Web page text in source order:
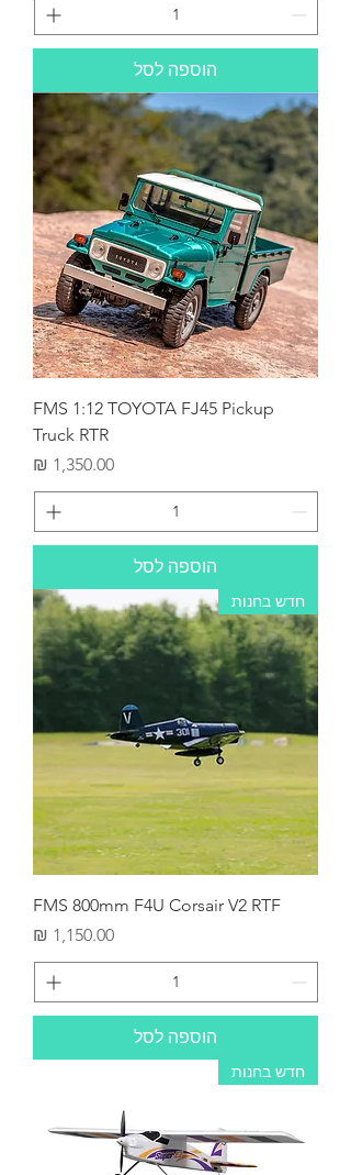
הוספה לסל
FMS 1:12 TOYOTA FJ45 Pickup
Truck RTR
מחיר
הוספה לסל
חדש בחנות
FMS 800mm F4U Corsair V2 RTF
מחיר
הוספה לסל
חדש בחנות